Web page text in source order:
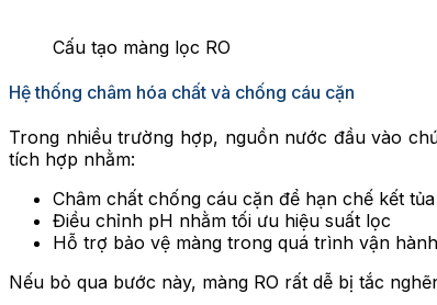
Cấu tạo màng lọc RO
Hệ thống châm hóa chất và chống cáu cặn
Trong nhiều trường hợp, nguồn nước đầu vào
tích hợp nhằm:
Châm chất chống cáu cặn để hạn chế kết
Điều chỉnh pH nhằm tối ưu hiệu suất lọc
Hỗ trợ bảo vệ màng trong quá trình vận
Nếu bỏ qua bước này, màng RO rất dễ bị tắc